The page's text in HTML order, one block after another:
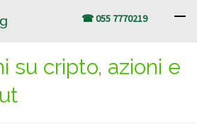
☎ 055 7770219
su cripto, azioni e